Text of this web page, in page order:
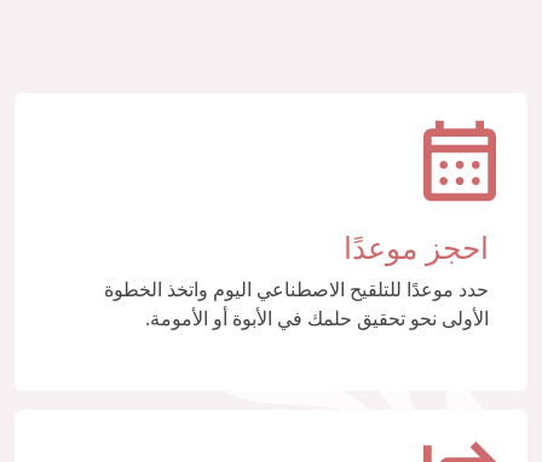
احجز موعدًا
حدد موعدًا للتلقيح الاصطناعي اليوم واتخذ الخطوة
الأولى نحو تحقيق حلمك في الأبوة أو الأمومة.